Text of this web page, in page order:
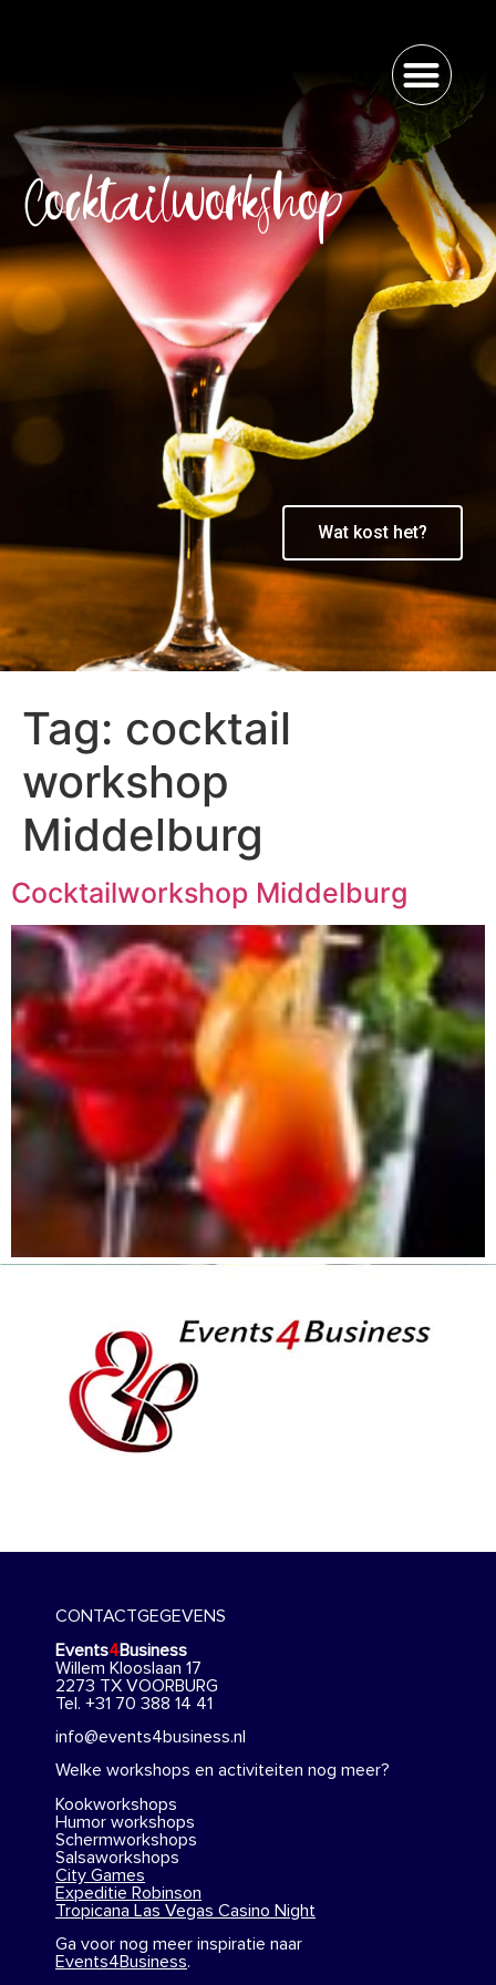
Cocktailworkshop
Wat kost het?
Tag: cocktail
workshop
Middelburg
Cocktailworkshop Middelburg
CONTACTGEGEVENS
Events4Business
Willem Klooslaan 17
2273 TX VOORBURG
Tel. +31 70 388 14 41
info@events4business.nl
Welke workshops en activiteiten nog meer?
Kookworkshops
Humor workshops
Schermworkshops
Salsaworkshops
City Games
Expeditie Robinson
Tropicana Las Vegas Casino Night
Ga voor nog meer inspiratie naar
Events4Business.